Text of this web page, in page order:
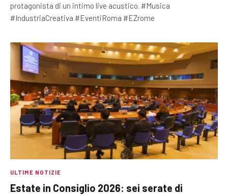
protagonista di un intimo live acustico. #Musica
#IndustriaCreativa #EventiRoma #EZrome
ULTIME NOTIZIE
Estate in Consiglio 2026: sei serate di